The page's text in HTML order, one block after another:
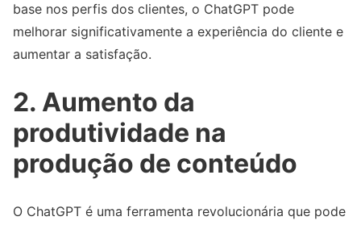
base nos perfis dos clientes, o ChatGPT pode
melhorar significativamente a experiência do cliente e
aumentar a satisfação.
2. Aumento da
produtividade na
produção de conteúdo
O ChatGPT é uma ferramenta revolucionária que pode